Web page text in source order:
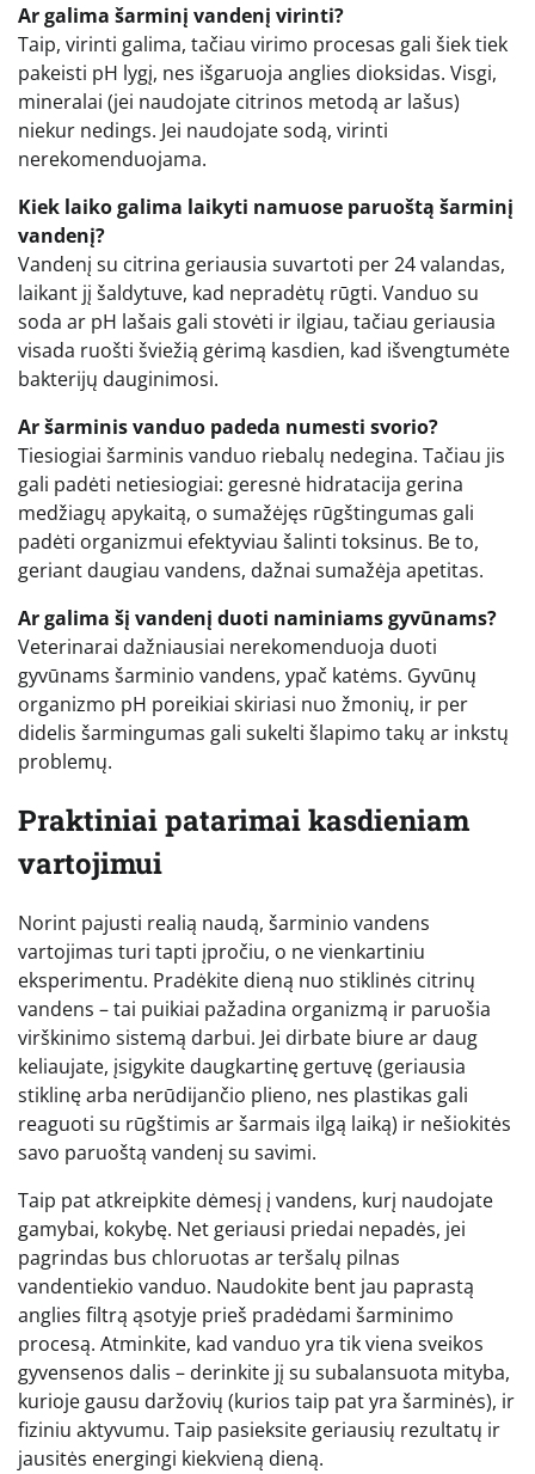
Ar galima šarminį vandenį virinti?
Taip, virinti galima, tačiau virimo procesas gali šiek tiek
pakeisti pH lygį, nes išgaruoja anglies dioksidas. Visgi,
mineralai (jei naudojate citrinos metodą ar lašus)
niekur nedings. Jei naudojate sodą, virinti
nerekomenduojama.
Kiek laiko galima laikyti namuose paruoštą šarminį
vandenį?
Vandenį su citrina geriausia suvartoti per 24 valandas,
laikant jį šaldytuve, kad nepradėtų rūgti. Vanduo su
soda ar pH lašais gali stovėti ir ilgiau, tačiau geriausia
visada ruošti šviežią gėrimą kasdien, kad išvengtumėte
bakterijų dauginimosi.
Ar šarminis vanduo padeda numesti svorio?
Tiesiogiai šarminis vanduo riebalų nedegina. Tačiau jis
gali padėti netiesiogiai: geresnė hidratacija gerina
medžiagų apykaitą, o sumažėjęs rūgštingumas gali
padėti organizmui efektyviau šalinti toksinus. Be to,
geriant daugiau vandens, dažnai sumažėja apetitas.
Ar galima šį vandenį duoti naminiams gyvūnams?
Veterinarai dažniausiai nerekomenduoja duoti
gyvūnams šarminio vandens, ypač katėms. Gyvūnų
organizmo pH poreikiai skiriasi nuo žmonių, ir per
didelis šarmingumas gali sukelti šlapimo takų ar inkstų
problemų.
Praktiniai patarimai kasdieniam
vartojimui
Norint pajusti realią naudą, šarminio vandens
vartojimas turi tapti įpročiu, o ne vienkartiniu
eksperimentu. Pradėkite dieną nuo stiklinės citrinų
vandens – tai puikiai pažadina organizmą ir paruošia
virškinimo sistemą darbui. Jei dirbate biure ar daug
keliaujate, įsigykite daugkartinę gertuvę (geriausia
stiklinę arba nerūdijančio plieno, nes plastikas gali
reaguoti su rūgštimis ar šarmais ilgą laiką) ir nešiokitės
savo paruoštą vandenį su savimi.
Taip pat atkreipkite dėmesį į vandens, kurį naudojate
gamybai, kokybę. Net geriausi priedai nepadės, jei
pagrindas bus chloruotas ar teršalų pilnas
vandentiekio vanduo. Naudokite bent jau paprastą
anglies filtrą ąsotyje prieš pradėdami šarminimo
procesą. Atminkite, kad vanduo yra tik viena sveikos
gyvensenos dalis – derinkite jį su subalansuota mityba,
kurioje gausu daržovių (kurios taip pat yra šarminės), ir
fiziniu aktyvumu. Taip pasieksite geriausių rezultatų ir
jausitės energingi kiekvieną dieną.